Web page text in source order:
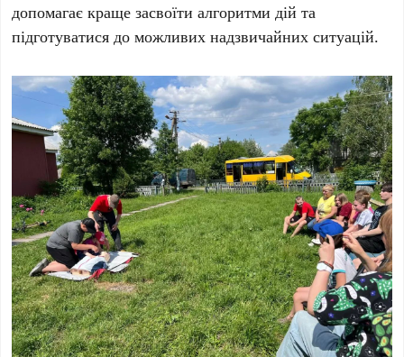
допомагає краще засвоїти алгоритми дій та
підготуватися до можливих надзвичайних ситуацій.